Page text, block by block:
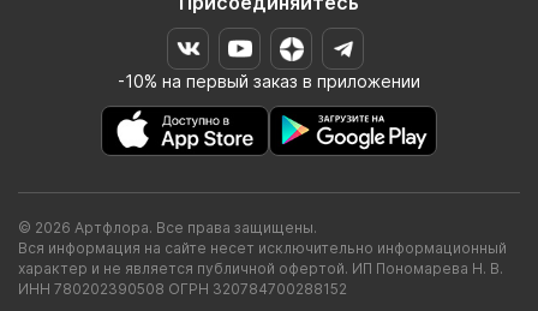
-10% на первый заказ в приложении
© 2026 Артфлора. Все права защищены.
Вся информация на сайте несет исключительно информационный
характер и не является публичной офертой. ИП Пономарева Н. В.
ИНН 780202390508 ОГРН 320784700288152